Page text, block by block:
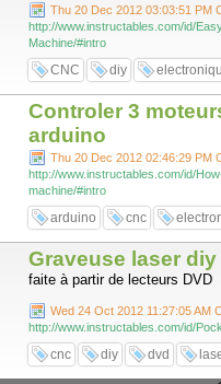
Thu 20 Dec 2012 03:03:51 PM
http://www.instructables.com/id/
Machine/#intro
CNC diy
Controler 3
arduino
Thu 20 Dec 2012 02:46:29 PM
http://www.instructables.com/id/
machine/#intro
arduino cnc
Graveuse laser diy
faite à partir de lecteurs DVD
Wed 24 Oct 2012 11:27:05 AM
http://www.instructables.com/id/
cnc diy dvd